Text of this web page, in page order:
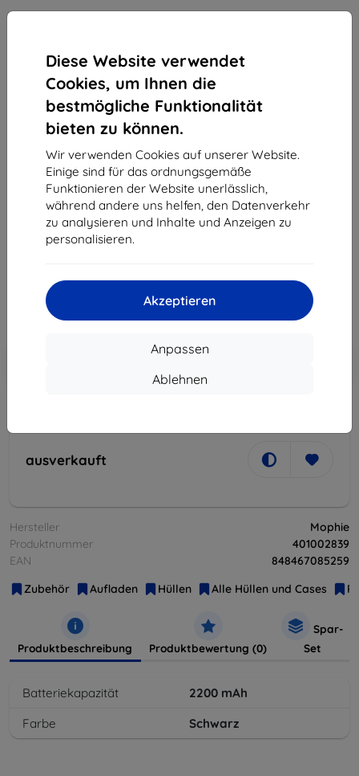
Diese Website verwendet
Cookies, um Ihnen die
bestmögliche Funktionalität
bieten zu können.
Wir verwenden Cookies auf unserer Website.
Einige sind für das ordnungsgemäße
Funktionieren der Website unerlässlich,
während andere uns helfen, den Datenverkehr
zu analysieren und Inhalte und Anzeigen zu
personalisieren.
Akzeptieren
Anpassen
Ablehnen
Hülle Mophie juice pack for iPhone XS Max black
(401002839)
Geeignet für: Apple iPhone XS Max
35,01 €
ohne MWSt
Rabatt mit Gutschein
ausverkauft
Hersteller
Mophie
Produktnummer
401002839
EAN
848467085259
Zubehör
Aufladen Hüllen Alle Hüllen und Cases
Produktbeschreibung Produktbewertung (0)
Spar-
Set
Batteriekapazität 2200 mAh
Farbe
Schwarz